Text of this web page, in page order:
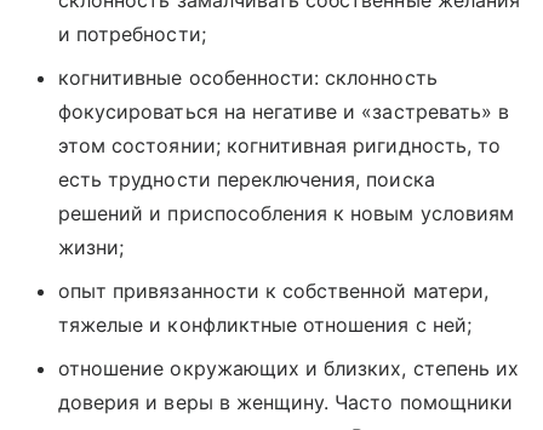
и потребности;
когнитивные особенности: склонность
фокусироваться на негативе и «застревать» в
этом состоянии; когнитивная ригидность, то
есть трудности переключения, поиска
решений и приспособления к новым условиям
жизни;
опыт привязанности к собственной матери,
тяжелые и конфликтные отношения с ней;
отношение окружающих и близких, степень их
доверия и веры в женщину. Часто помощники